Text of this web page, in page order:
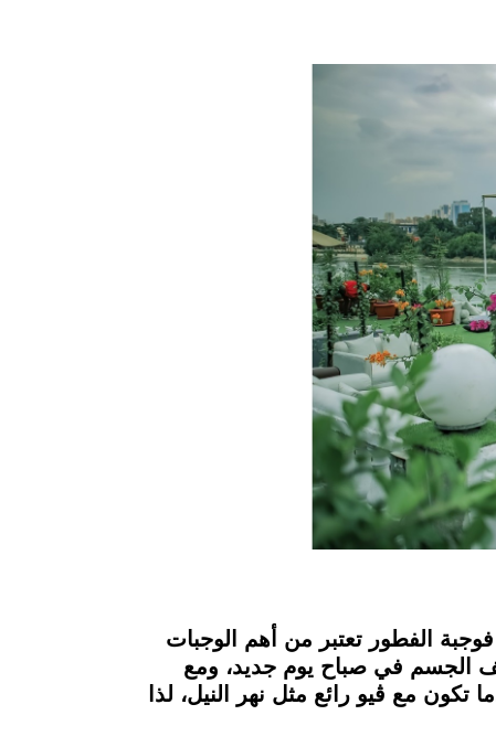
الفطور تعتبر من أهم الوجبات
الجسم في صباح يوم جديد، ومع
تكون مع ڤيو رائع مثل نهر النيل، لذا